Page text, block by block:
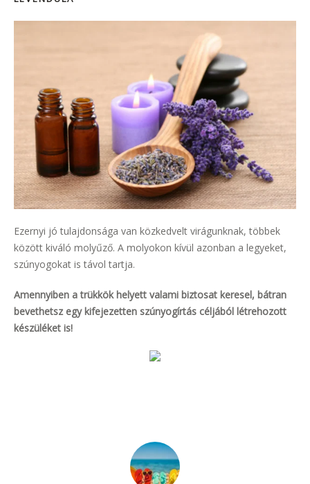
Ezernyi jó tulajdonsága van közkedvelt virágunknak, többek
között kiváló molyűző. A molyokon kívül azonban a legyeket,
szúnyogokat is távol tartja.
Amennyiben a trükkök helyett valami biztosat keresel, bátran
bevethetsz egy kifejezetten szúnyogírtás céljából létrehozott
készüléket is!